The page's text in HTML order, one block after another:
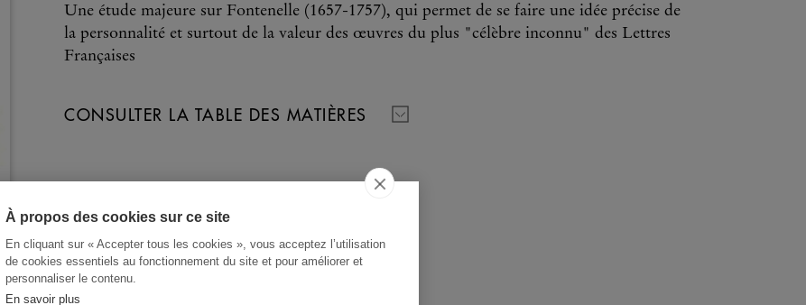
À propos des cookies sur ce site
En cliquant sur « Accepter tous les cookies », vous acceptez l’utilisation
de cookies essentiels au fonctionnement du site et pour améliorer et
personnaliser le contenu.
En savoir plus
Une étude majeure sur Fontenelle (1657-1757), qui permet de se faire une idée précise de
la personnalité et surtout de la valeur des œuvres du plus "célèbre inconnu" des Lettres
Françaises
CONSULTER LA TABLE DES MATIÈRES